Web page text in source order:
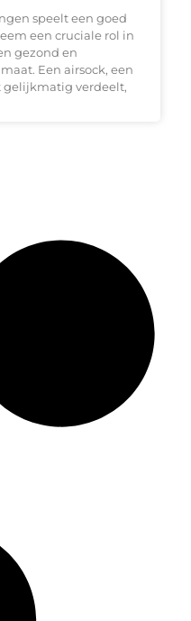
speelt een goed
een cruciale rol in
gezond en
Een airsock, een
verdeelt,